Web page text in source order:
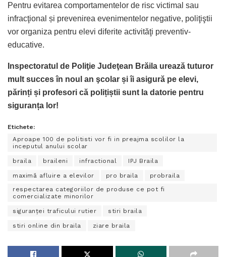
Pentru evitarea comportamentelor de risc victimal sau
infracţional și prevenirea evenimentelor negative, poliţiştii
vor organiza pentru elevi diferite activităţi preventiv-
educative.
Inspectoratul de Poliţie Judeţean Brăila urează tuturor
mult succes în noul an şcolar și îi asigură pe elevi,
părinți și profesori că polițiștii sunt la datorie pentru
siguranța lor!
Etichete:
Aproape 100 de politisti vor fi in preajma scolilor la
inceputul anului scolar
braila braileni infractional IPJ Braila
maximă afluire a elevilor pro braila
probraila
respectarea categoriilor de produse ce pot fi
comercializate minorilor
siguranţei traficului rutier stiri braila
stiri online din braila ziare braila